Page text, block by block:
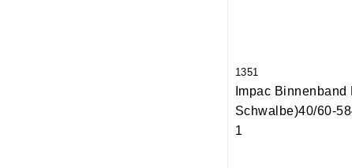
1351
Impac Binnenband
Schwalbe)40/60-
1